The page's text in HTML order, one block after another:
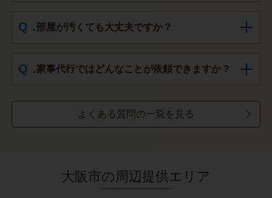
部屋が汚くても大丈夫ですか？
家事代行ではどんなことが依頼できますか？
よくある質問の一覧を見る
大阪市の周辺提供エリア